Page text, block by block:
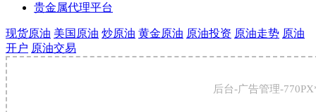
贵金属代理平台
现货原油 美国原油 炒原油 黄金原油 原油投资 原油走势 原油
开户 原油交易
后台-广告管理-